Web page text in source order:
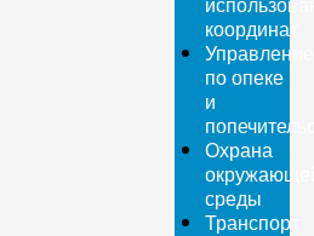
координат
Управление
по опеке
и
Охрана
среды
Транспорт